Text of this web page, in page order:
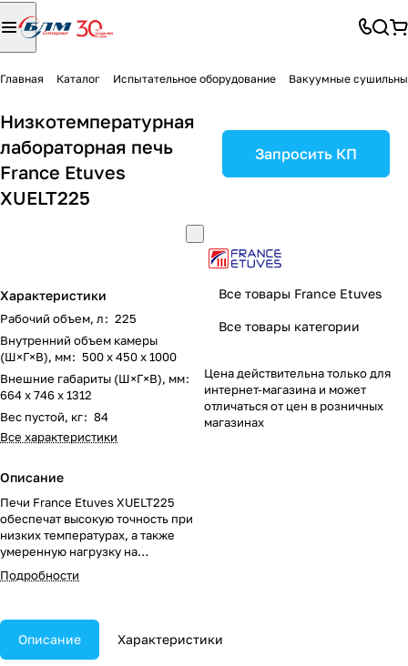
Главная Каталог Испытательное оборудование Вакуумные
Низкотемпературная
лабораторная печь
France Etuves
XUELT225
Характеристики
Рабочий объем, л: 225
Внутренний объем камеры
(Ш×Г×В), мм: 500 х 450 х 1000
Внешние габариты (Ш×Г×В), мм:
664 х 746 х 1312
Вес пустой, кг: 84
Все характеристики
Описание
Печи France Etuves XUELT225
обеспечат высокую точность при
низких температурах, а также
умеренную нагрузку на
электрическую установку.
Подробности
Запросить КП
Все товары France Etuves
Все товары категории
Цена действительна только для
интернет-магазина и может
отличаться от цен в розничных
магазинах
Описание Характеристики